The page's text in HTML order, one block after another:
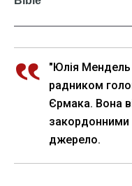
"Юлія
радником
Єрмака. Вона
закордонними
джерело.